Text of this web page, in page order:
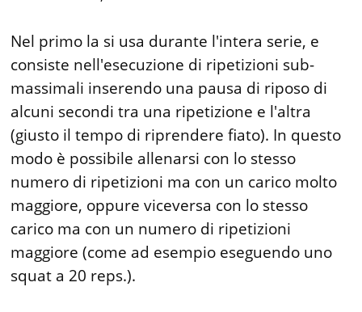
Nel primo la si usa durante l'intera serie, e
consiste nell'esecuzione di ripetizioni sub-
massimali inserendo una pausa di riposo di
alcuni secondi tra una ripetizione e l'altra
(giusto il tempo di riprendere fiato). In questo
modo è possibile allenarsi con lo stesso
numero di ripetizioni ma con un carico molto
maggiore, oppure viceversa con lo stesso
carico ma con un numero di ripetizioni
maggiore (come ad esempio eseguendo uno
squat a 20 reps.).